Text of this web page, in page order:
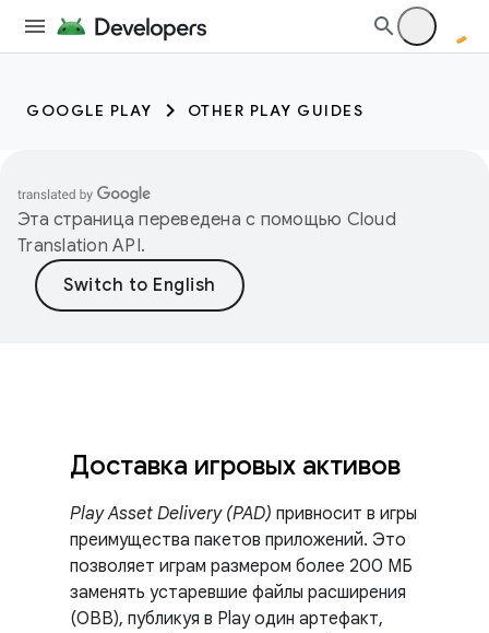
GOOGLE PLAY OTHER PLAY GUIDES
Эта страница переведена с помощью Cloud
Translation API.
Доставка игровых активов
Play Asset Delivery (PAD) привносит в игры
преимущества пакетов приложений. Это
позволяет играм размером более 200 МБ
заменять устаревшие файлы расширения
(OBB), публикуя в Play один артефакт,